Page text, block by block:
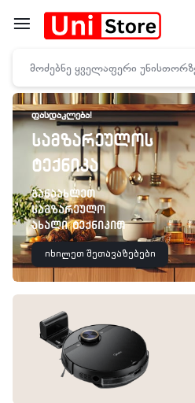
ᲤᲐᲡᲓᲐᲙᲚᲔᲑᲐ!
სამზარეულოს
ტექნიკა
განაახლეთ
სამზარეულო
ახალი ტექნიკით
იხილეთ შეთავაზებები